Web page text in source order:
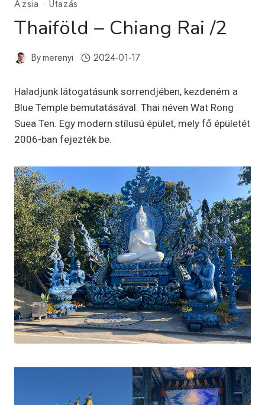
Ázsia ·Utazás
Thaiföld – Chiang Rai /2
Bymerenyi 2024-01-17
Haladjunk látogatásunk sorrendjében, kezdeném a
Blue Temple bemutatásával. Thai néven Wat Rong
Suea Ten. Egy modern stílusú épület, mely fő épületét
2006-ban fejezték be.